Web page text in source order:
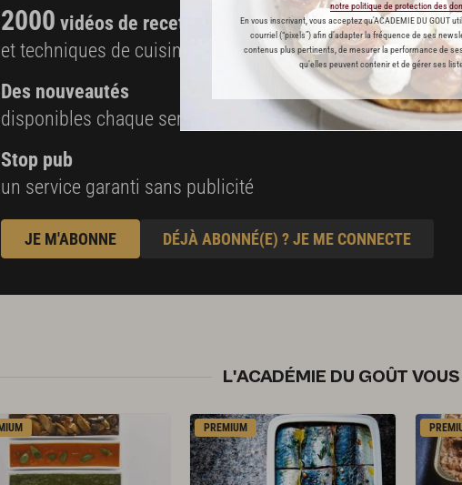
notre politique de protection des
En vous inscrivant, vous acceptez qu'ACADEMIE DU GOUT
courriel (“pixels”) afin d’adapter la fréquence de ses
contenus plus pertinents, de mesurer la performance de
qu’elles peuvent contenir et de gérer ses
2000 vidéos de recettes
et techniques de cuisine et pâtisserie
Des nouveautés
disponibles chaque semaine
Stop pub
un service garanti sans publicité
JE M'ABONNE DÉJÀ ABONNÉ(E) ? JE ME CONNECTE
L'ACADÉMIE DU GOÛT
PREMIUM